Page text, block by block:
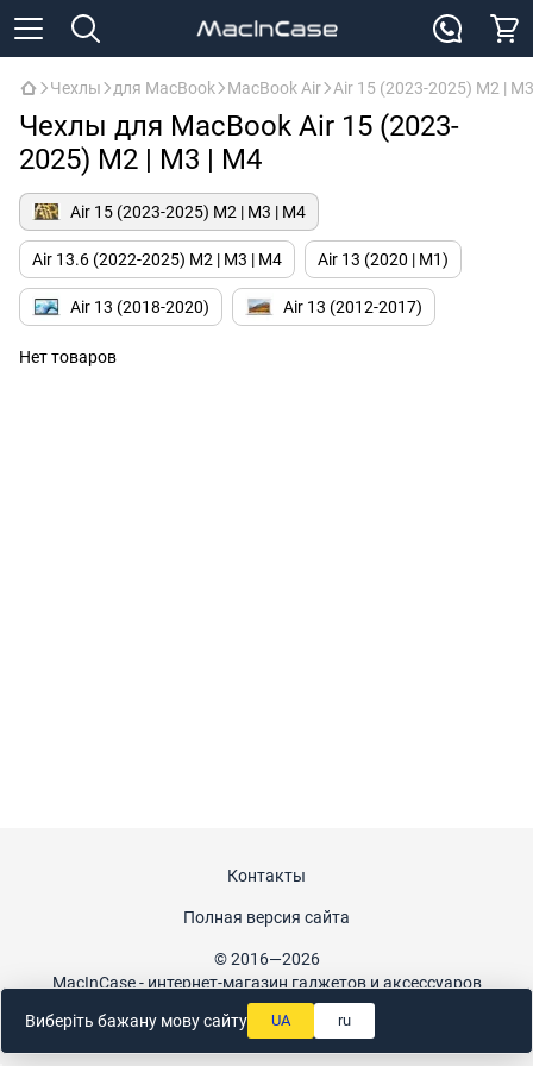
Чехлы для MacBook MacBook Air Air 15 (2023-2025) M2 |
Чехлы для MacBook Air 15 (2023-
2025) M2 | M3 | M4
Air 15 (2023-2025) M2 | M3 | M4
Air 13.6 (2022-2025) M2 | M3 | M4 Air 13 (2020 | M1)
Air 13 (2018-2020) Air 13 (2012-2017)
Нет товаров
Контакты
Полная версия сайта
© 2016—2026
MacInCase - интернет-магазин гаджетов и аксессуаров
Укр Рус
Виберіть бажану мову сайту UA ru